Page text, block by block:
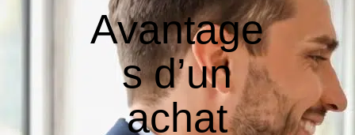
Avantage
s d’un
achat